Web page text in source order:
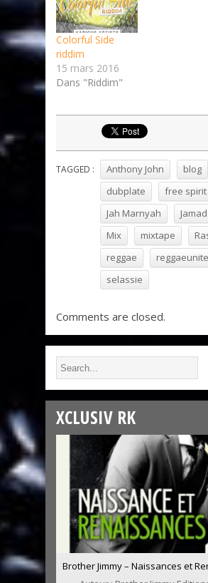
Colorful Side
riddim
15 mars 2016
Dans "Riddim"
TAGGED : Anthony John
blog
dubplate
free spirit
Jah Marnyah
Mix
mixtape
reggae
reggaeunite
selassie
Comments are closed.
XCLUSIV RK
Brother Jimmy – Naissances et